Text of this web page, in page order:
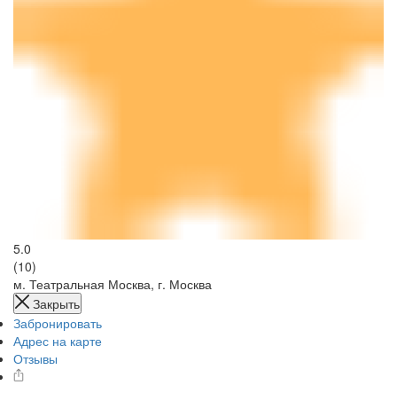
5.0
(10)
м. Театральная Москва, г. Москва
Закрыть
Забронировать
Адрес на карте
Отзывы